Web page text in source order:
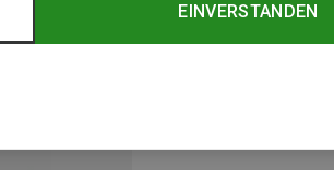
EINVERSTANDEN